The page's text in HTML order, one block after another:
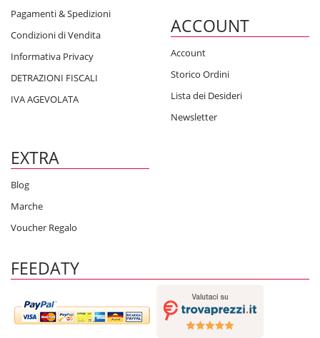
Pagamenti & Spedizioni
Condizioni di Vendita
Informativa Privacy
DETRAZIONI FISCALI
IVA AGEVOLATA
ACCOUNT
Account
Storico Ordini
Lista dei Desideri
Newsletter
EXTRA
Blog
Marche
Voucher Regalo
FEEDATY